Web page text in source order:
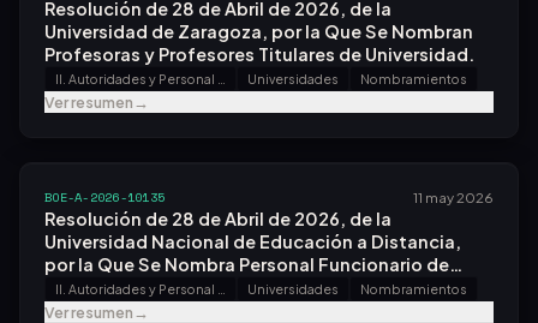
Resolución de 28 de Abril de 2026, de la
Universidad de Zaragoza, por la Que Se Nombran
Profesoras y Profesores Titulares de Universidad.
Universidades Nombramientos
Ver resumen→
BOE-A-2026-10135 11 may 2026
Resolución de 28 de Abril de 2026, de la
Universidad Nacional de Educación a Distancia,
por la Que Se Nombra Personal Funcionario de
Carrera, por el Sistema General de Acceso Libre, en
la Escala de Ayudantes de Archivos, Bibliotecas y
Universidades Nombramientos
Ver resumen→